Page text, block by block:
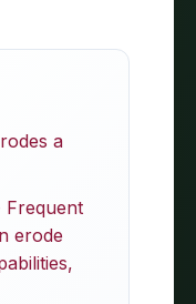
a
Frequent
erode